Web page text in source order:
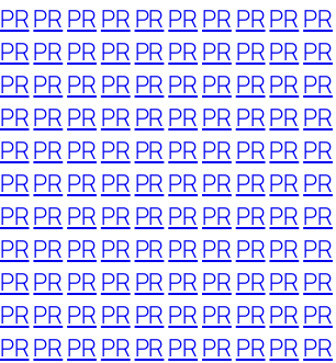
PRPR PR PR PR PR PR PRPR PR
PRPR PR PR PR PR PR PRPR PR
PRPR PR PR PR PR PR PRPR PR
PRPR PR PR PR PR PR PRPR PR
PRPR PR PR PR PR PR PRPR PR
PRPR PR PR PR PR PR PRPR PR
PRPR PR PR PR PR PR PRPR PR
PRPR PR PR PR PR PR PRPR PR
PRPR PR PR PR PR PR PRPR PR
PRPR PR PR PR PR PR PRPR PR
PRPR PR PR PR PR PR PRPR PR